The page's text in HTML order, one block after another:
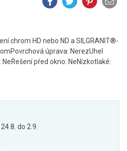
chrom HD nebo ND a SILGRANIT®-
úprava: NerezUhel
před okno: NeNízkotlaké:
do 2.9.